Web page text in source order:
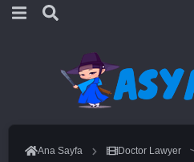
Ana Sayfa Doctor Lawyer